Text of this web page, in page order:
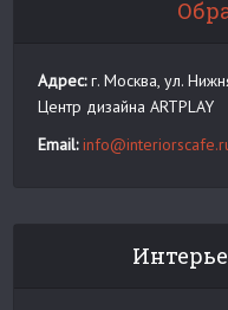
Адрес:г. Москва, ул.
Центр дизайна ARTPLAY
Email: